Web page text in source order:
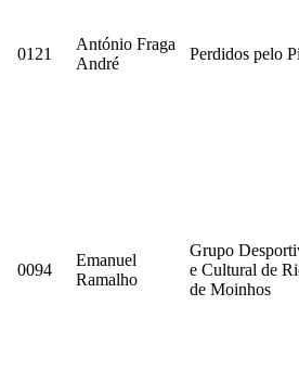
0121
António Fraga
André
Perdidos pelo
0094
Emanuel
Ramalho
Grupo
e Cultural de
de Moinhos